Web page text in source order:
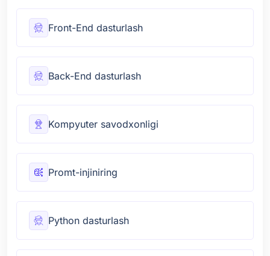
Front-End dasturlash
Back-End dasturlash
Kompyuter savodxonligi
Promt-injiniring
Python dasturlash